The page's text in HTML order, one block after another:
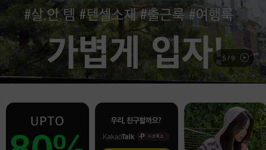
BEST ITEM
실시간 베스트 아이템
6 / 9